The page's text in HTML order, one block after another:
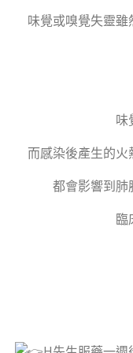
味覺或嗅覺失靈
味
而感染後產生的火
都會影響到肺
臨